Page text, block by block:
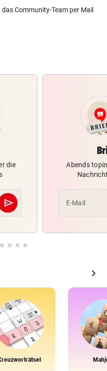
das Community-Team per Mail
die
send
Abschicken
Abends
E-Mail
chevron_right